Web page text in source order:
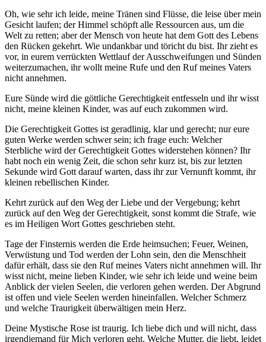
Oh, wie sehr ich leide, meine Tränen sind Flüsse, die leise über mein
Gesicht laufen; der Himmel schöpft alle Ressourcen aus, um die
Welt zu retten; aber der Mensch von heute hat dem Gott des Lebens
den Rücken gekehrt. Wie undankbar und töricht du bist. Ihr zieht es
vor, in eurem verrückten Wettlauf der Ausschweifungen und Sünden
weiterzumachen, ihr wollt meine Rufe und den Ruf meines Vaters
nicht annehmen.
Eure Sünde wird die göttliche Gerechtigkeit entfesseln und ihr wisst
nicht, meine kleinen Kinder, was auf euch zukommen wird.
Die Gerechtigkeit Gottes ist geradlinig, klar und gerecht; nur eure
guten Werke werden schwer sein; ich frage euch: Welcher
Sterbliche wird der Gerechtigkeit Gottes widerstehen können? Ihr
habt noch ein wenig Zeit, die schon sehr kurz ist, bis zur letzten
Sekunde wird Gott darauf warten, dass ihr zur Vernunft kommt, ihr
kleinen rebellischen Kinder.
Kehrt zurück auf den Weg der Liebe und der Vergebung; kehrt
zurück auf den Weg der Gerechtigkeit, sonst kommt die Strafe, wie
es im Heiligen Wort Gottes geschrieben steht.
Tage der Finsternis werden die Erde heimsuchen; Feuer, Weinen,
Verwüstung und Tod werden der Lohn sein, den die Menschheit
dafür erhält, dass sie den Ruf meines Vaters nicht annehmen will. Ihr
wisst nicht, meine lieben Kinder, wie sehr ich leide und weine beim
Anblick der vielen Seelen, die verloren gehen werden. Der Abgrund
ist offen und viele Seelen werden hineinfallen. Welcher Schmerz
und welche Traurigkeit überwältigen mein Herz.
Deine Mystische Rose ist traurig. Ich liebe dich und will nicht, dass
irgendjemand für Mich verloren geht. Welche Mutter, die liebt, leidet